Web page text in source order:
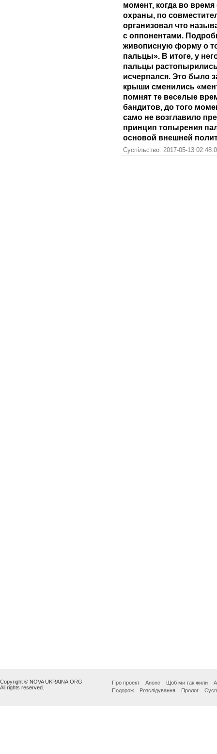
момент, когда во
охраны, по
организовал что
с оппонентами.
живописную форму о
пальцы». В итоге, у
пальцы
исчерпался. Это было
крыши сменились
помнят те веселые
бандитов, до того
само не возглавило
принцип топырения
основой внешней
Суспільство. 2017-05-13
Copyright © NOVA UKRAINA.ORG
All rights reserved.
Про проект Анонс Щоб ми так жили
Подорож
Розслідування Пролог